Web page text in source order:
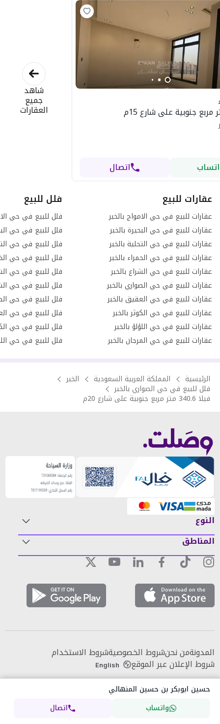
اتصال
شاهد
جميع
العقارات
عقارات للبيع
عقارات للبيع في حي الامواج بالخبر
عقارات للبيع في حي البحيرة بالخبر
عقارات للبيع في حي التحلية بالخبر
عقارات للبيع في حي الحمراء بالخبر
عقارات للبيع في حي الشراع بالخبر
عقارات للبيع في حي الصواري بالخبر
عقارات للبيع في حي العقيق بالخبر
عقارات للبيع في حي الكوثر بالخبر
عقارات للبيع في حي اللؤلؤ بالخبر
عقارات للبيع في حي المرجان بالخبر
فلل للبيع
فلل للبيع في حي
فلل للبيع في حي
فلل للبيع في حي
فلل للبيع في حي
فلل للبيع في حي
فلل للبيع في حي
فلل للبيع في حي
فلل للبيع في حي
فلل للبيع في حي
فلل للبيع في حي
الرئيسية المملكة العربية السعودية الخبر
فلل للبيع في حي الصواري بالخبر
فيلا 340.6 متر مربع جنوبية على شارع 20م
النوع
المناطق
المدونةمن نحنشروط الخصوصيةشروط الاستخدام
شروط الإعلان عبر الموقع English
حسين ابوبكر بن حسين المنهالي
واتساب
اتصال